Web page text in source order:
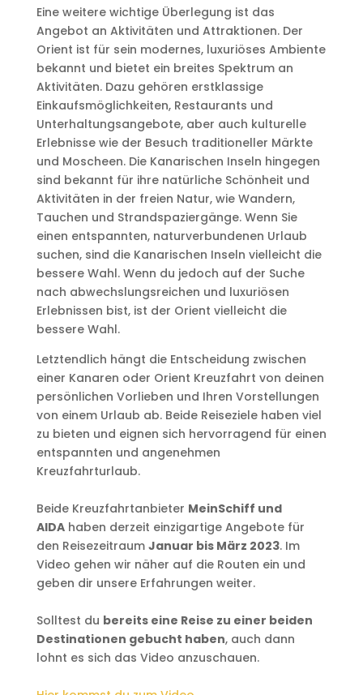
Eine weitere wichtige Überlegung ist das
Angebot an Aktivitäten und Attraktionen. Der
Orient ist für sein modernes, luxuriöses Ambiente
bekannt und bietet ein breites Spektrum an
Aktivitäten. Dazu gehören erstklassige
Einkaufsmöglichkeiten, Restaurants und
Unterhaltungsangebote, aber auch kulturelle
Erlebnisse wie der Besuch traditioneller Märkte
und Moscheen. Die Kanarischen Inseln hingegen
sind bekannt für ihre natürliche Schönheit und
Aktivitäten in der freien Natur, wie Wandern,
Tauchen und Strandspaziergänge. Wenn Sie
einen entspannten, naturverbundenen Urlaub
suchen, sind die Kanarischen Inseln vielleicht die
bessere Wahl. Wenn du jedoch auf der Suche
nach abwechslungsreichen und luxuriösen
Erlebnissen bist, ist der Orient vielleicht die
bessere Wahl.
Letztendlich hängt die Entscheidung zwischen
einer Kanaren oder Orient Kreuzfahrt von deinen
persönlichen Vorlieben und Ihren Vorstellungen
von einem Urlaub ab. Beide Reiseziele haben viel
zu bieten und eignen sich hervorragend für einen
entspannten und angenehmen
Kreuzfahrturlaub.
Beide Kreuzfahrtanbieter MeinSchiff und
AIDAhaben derzeit einzigartige Angebote für
den Reisezeitraum Januar bis März 2023. Im
Video gehen wir näher auf die Routen ein und
geben dir unsere Erfahrungen weiter.
Solltest du bereits eine Reise zu einer beiden
Destinationen gebucht haben, auch dann
lohnt es sich das Video anzuschauen.